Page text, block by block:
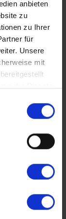
anbieten
zu
zu Ihrer
für
Unsere
mit